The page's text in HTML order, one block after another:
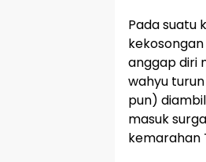
Pada suatu
anggap diri
wahyu
pun)
masuk
kemarahan